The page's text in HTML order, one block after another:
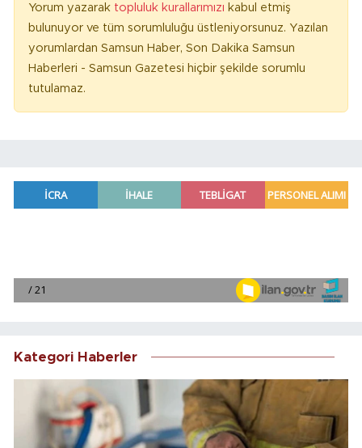
Yorum yazarak topluluk kurallarımızı kabul etmiş
bulunuyor ve tüm sorumluluğu üstleniyorsunuz. Yazılan
yorumlardan Samsun Haber, Son Dakika Samsun
Haberleri - Samsun Gazetesi hiçbir şekilde sorumlu
tutulamaz.
Kategori Haberler